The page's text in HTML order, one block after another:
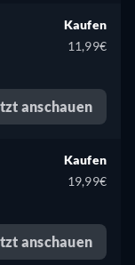
Kaufen
11,99€
anschauen
Kaufen
19,99€
anschauen